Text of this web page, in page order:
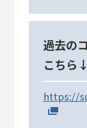
過去の
こちら↓
https://